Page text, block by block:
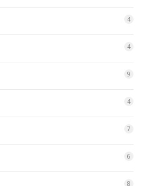
4
4
9
4
7
6
8